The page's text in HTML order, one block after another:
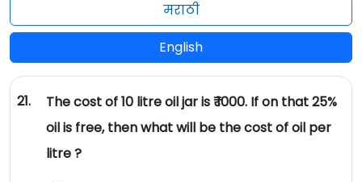
मराठी
English
21.
The cost of 10 litre oil jar is ₹ 1000. If on that 25%
oil is free, then what will be the cost of oil per
litre ?